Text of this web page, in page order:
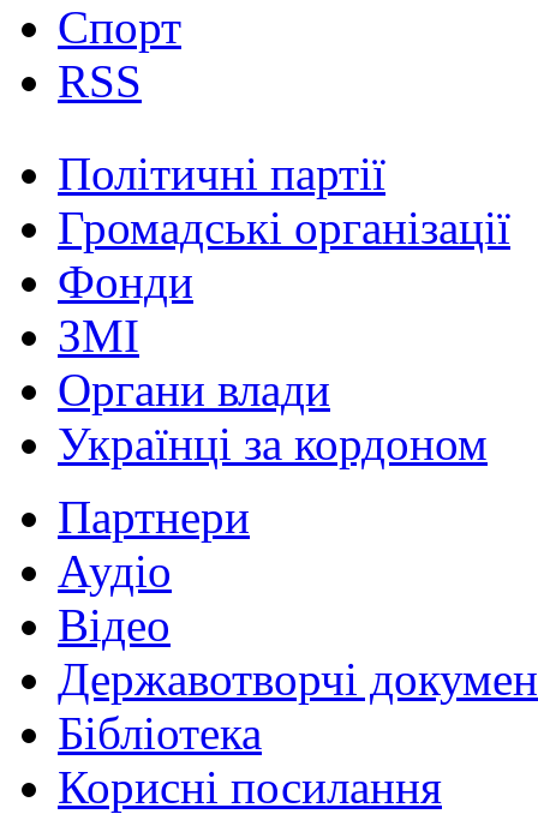
Спорт
RSS
Політичні партії
Громадські організації
Фонди
ЗМІ
Органи влади
Українці за кордоном
Партнери
Аудіо
Відео
Державотворчі
Бібліотека
Корисні посилання